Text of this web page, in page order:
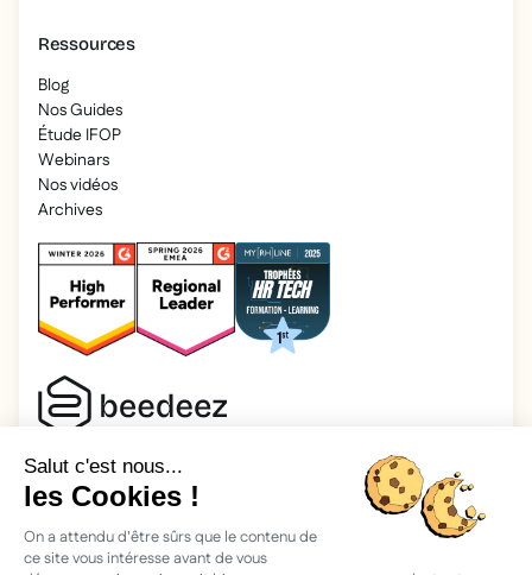
Ressources
Blog
Nos Guides
Étude IFOP
Webinars
Nos vidéos
Archives
2026 Beedeez. Tous droits réservés.